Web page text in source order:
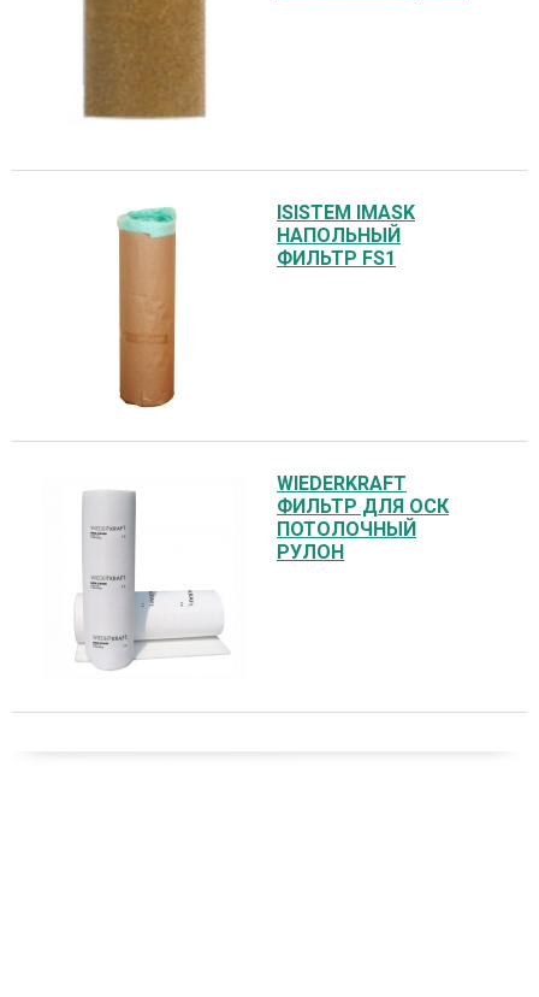
ISISTEM IMASK
НАПОЛЬНЫЙ
ФИЛЬТР FS1
WIEDERKRAFT
ФИЛЬТР ДЛЯ ОСК
ПОТОЛОЧНЫЙ
РУЛОН